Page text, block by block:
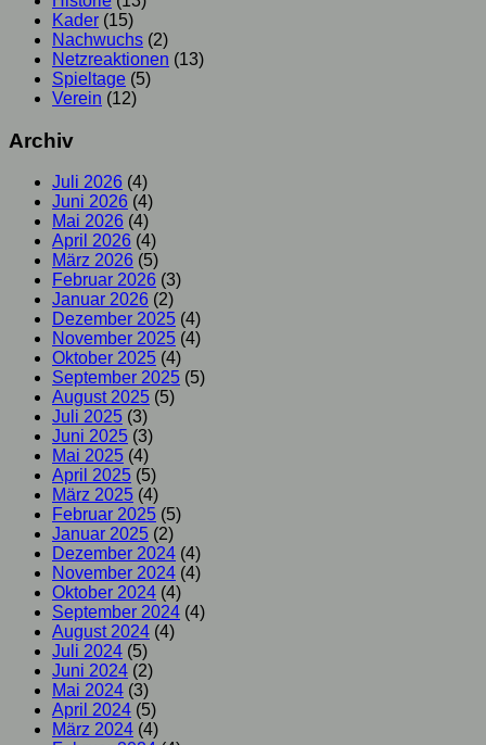
Kader (15)
Nachwuchs (2)
Netzreaktionen (13)
Spieltage (5)
Verein (12)
Archiv
Juli 2026 (4)
Juni 2026 (4)
Mai 2026 (4)
April 2026 (4)
März 2026 (5)
Februar 2026 (3)
Januar 2026 (2)
Dezember 2025 (4)
November 2025 (4)
Oktober 2025 (4)
September 2025 (5)
August 2025 (5)
Juli 2025 (3)
Juni 2025 (3)
Mai 2025 (4)
April 2025 (5)
März 2025 (4)
Februar 2025 (5)
Januar 2025 (2)
Dezember 2024 (4)
November 2024 (4)
Oktober 2024 (4)
September 2024 (4)
August 2024 (4)
Juli 2024 (5)
Juni 2024 (2)
Mai 2024 (3)
April 2024 (5)
März 2024 (4)